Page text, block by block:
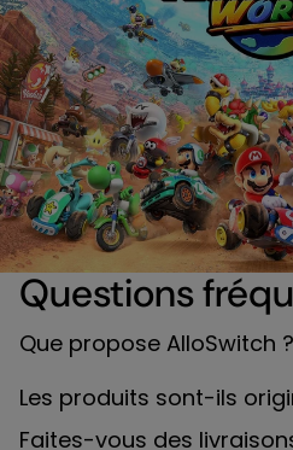
Questions
Que propose AlloSwitch ?
Les produits sont-ils
Faites-vous des